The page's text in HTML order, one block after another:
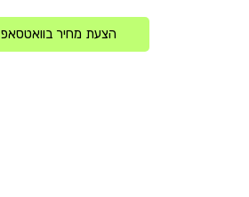
הצעת מחיר בוואטסאפ